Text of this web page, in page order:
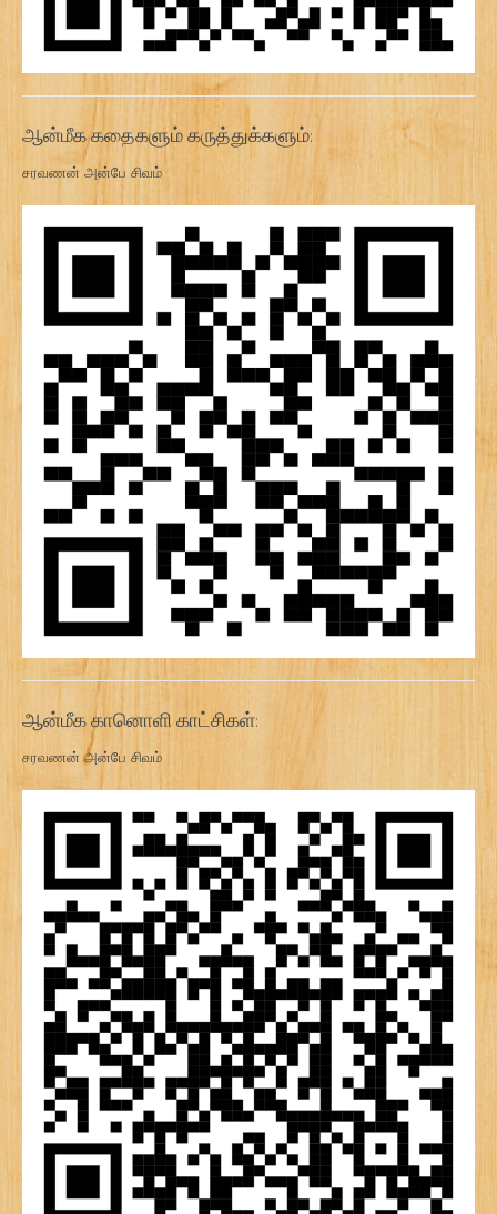
ஆன்மீக கதைகளும் கருத்துக்களும்:
சரவணன் அன்பே சிவம்
ஆன்மீக கானொளி காட்சிகள்:
சரவணன் அன்பே சிவம்